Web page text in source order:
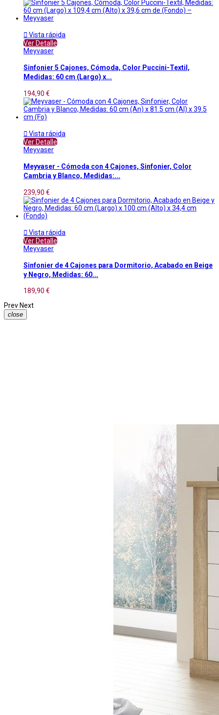
 Vista rápida
Ver Detalle
Meyvaser
Sinfonier 5 Cajones, Cómoda, Color Puccini-Textil,
Medidas: 60 cm (Largo) x...
194,90 €
 Vista rápida
Ver Detalle
Meyvaser
Meyvaser - Cómoda con 4 Cajones, Sinfonier, Color
Cambria y Blanco, Medidas:...
239,90 €
 Vista rápida
Ver Detalle
Meyvaser
Sinfonier de 4 Cajones para Dormitorio, Acabado en Beige
y Negro, Medidas: 60...
189,90 €
Prev Next
close